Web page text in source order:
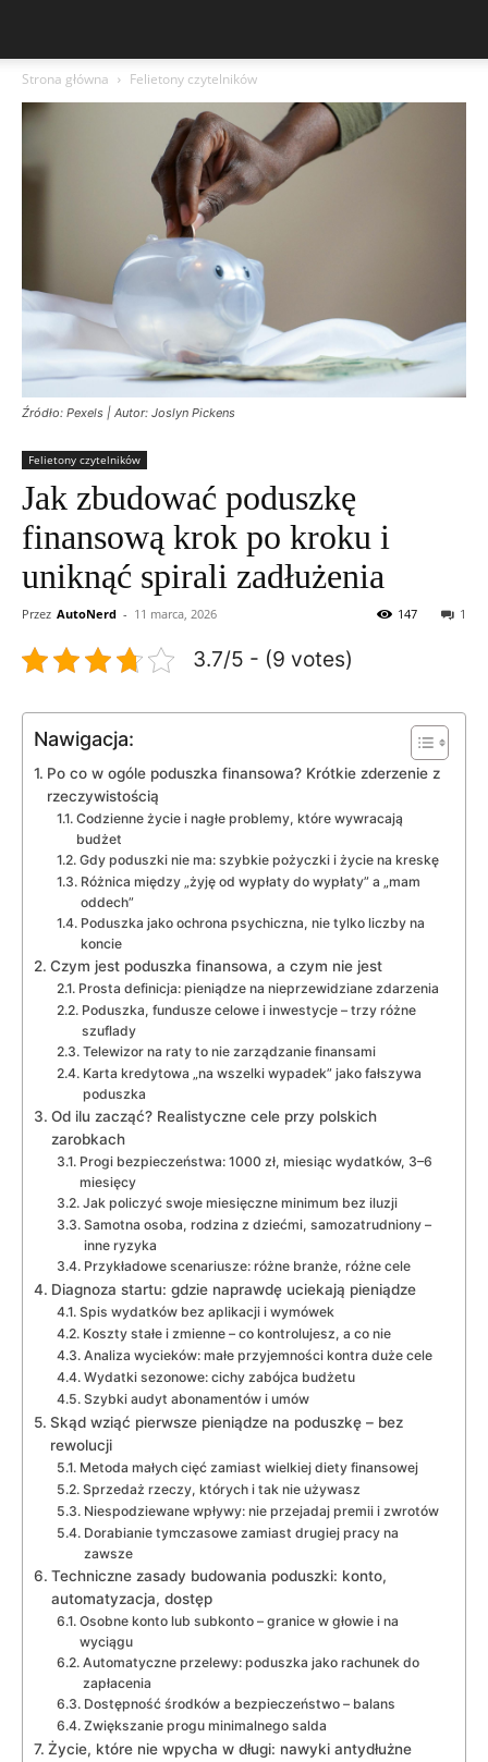
Strona główna Felietony czytelników
Źródło: Pexels | Autor: Joslyn Pickens
Felietony czytelników
Jak zbudować poduszkę
finansową krok po kroku i
uniknąć spirali zadłużenia
Przez AutoNerd - 11 marca, 2026 1
147
3.7/5 - (9 votes)
Nawigacja:
Po co w ogóle poduszka finansowa? Krótkie zderzenie z
rzeczywistością
Codzienne życie i nagłe problemy, które wywracają
budżet
Gdy poduszki nie ma: szybkie pożyczki i życie na kreskę
Różnica między „żyję od wypłaty do wypłaty” a „mam
oddech”
Poduszka jako ochrona psychiczna, nie tylko liczby na
koncie
Czym jest poduszka finansowa, a czym nie jest
Prosta definicja: pieniądze na nieprzewidziane zdarzenia
Poduszka, fundusze celowe i inwestycje – trzy różne
szuflady
Telewizor na raty to nie zarządzanie finansami
Karta kredytowa „na wszelki wypadek” jako fałszywa
poduszka
Od ilu zacząć? Realistyczne cele przy polskich
zarobkach
Progi bezpieczeństwa: 1000 zł, miesiąc wydatków, 3–6
miesięcy
Jak policzyć swoje miesięczne minimum bez iluzji
Samotna osoba, rodzina z dziećmi, samozatrudniony –
inne ryzyka
Przykładowe scenariusze: różne branże, różne cele
Diagnoza startu: gdzie naprawdę uciekają pieniądze
Spis wydatków bez aplikacji i wymówek
Koszty stałe i zmienne – co kontrolujesz, a co nie
Analiza wycieków: małe przyjemności kontra duże cele
Wydatki sezonowe: cichy zabójca budżetu
Szybki audyt abonamentów i umów
Skąd wziąć pierwsze pieniądze na poduszkę – bez
rewolucji
Metoda małych cięć zamiast wielkiej diety finansowej
Sprzedaż rzeczy, których i tak nie używasz
Niespodziewane wpływy: nie przejadaj premii i zwrotów
Dorabianie tymczasowe zamiast drugiej pracy na
zawsze
Techniczne zasady budowania poduszki: konto,
automatyzacja, dostęp
Osobne konto lub subkonto – granice w głowie i na
wyciągu
Automatyczne przelewy: poduszka jako rachunek do
zapłacenia
Dostępność środków a bezpieczeństwo – balans
Zwiększanie progu minimalnego salda
Życie, które nie wpycha w długi: nawyki antydłużne